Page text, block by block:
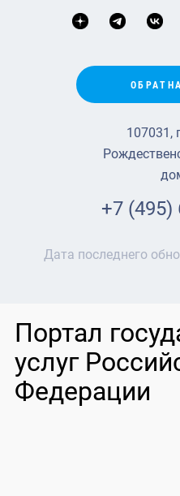
107031,
+7 (495)
Дата последнего
Портал
услуг
Федерации